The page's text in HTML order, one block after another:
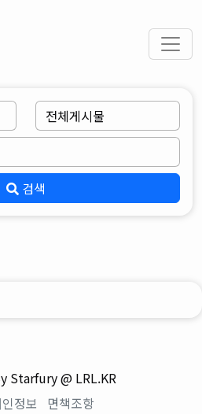
검색
Starfury @ LRL.KR
정보 면책조항